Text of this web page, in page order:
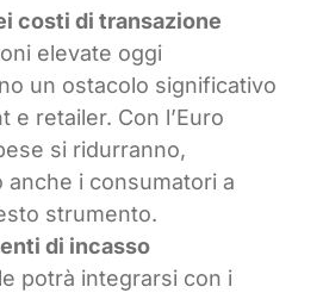
costi di transazione
elevate oggi
un ostacolo significativo
e retailer. Con l’Euro
si ridurranno,
anche i consumatori a
strumento.
di incasso
potrà integrarsi con i